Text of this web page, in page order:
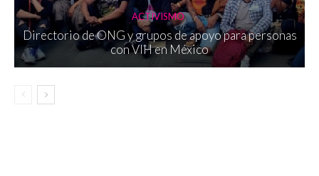
ACTIVISMO
Directorio de ONG y grupos de apoyo para personas
con VIH en México